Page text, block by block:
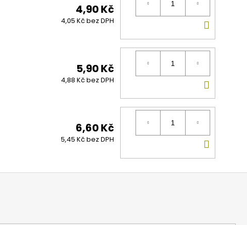
4,90 Kč
4,05 Kč bez DPH
5,90 Kč
4,88 Kč bez DPH
6,60 Kč
5,45 Kč bez DPH